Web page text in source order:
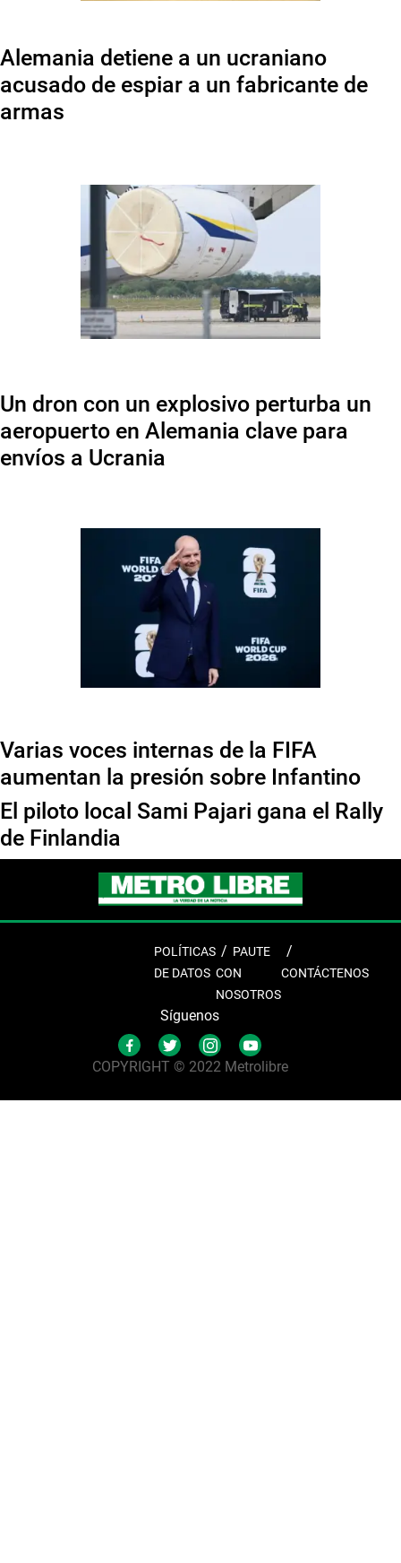
Alemania detiene a un ucraniano
acusado de espiar a un fabricante de
armas
Un dron con un explosivo perturba un
aeropuerto en Alemania clave para
envíos a Ucrania
Varias voces internas de la FIFA
aumentan la presión sobre Infantino
El piloto local Sami Pajari gana el Rally
de Finlandia
POLÍTICAS
DE DATOS
PAUTE
CON
NOSOTROS
CONTÁCTENOS
Síguenos
COPYRIGHT © 2022 Metrolibre